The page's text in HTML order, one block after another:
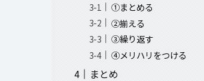
①まとめる
②揃える
③繰り返す
④メリハリをつける
まとめ